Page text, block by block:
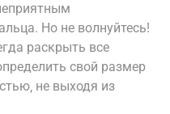
Но не волнуйтесь!
раскрыть все
свой размер
не выходя из